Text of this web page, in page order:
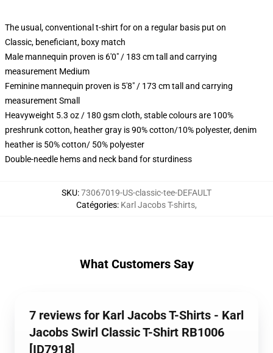
The usual, conventional t-shirt for on a regular basis put on
Classic, beneficiant, boxy match
Male mannequin proven is 6'0" / 183 cm tall and carrying
measurement Medium
Feminine mannequin proven is 5'8" / 173 cm tall and carrying
measurement Small
Heavyweight 5.3 oz / 180 gsm cloth, stable colours are 100%
preshrunk cotton, heather gray is 90% cotton/10% polyester, denim
heather is 50% cotton/ 50% polyester
Double-needle hems and neck band for sturdiness
SKU:73067019-US-classic-tee-DEFAULT
Catégories: Karl Jacobs T-shirts,
What Customers Say
7 reviews for Karl Jacobs T-Shirts - Karl
Jacobs Swirl Classic T-Shirt RB1006
[ID7918]